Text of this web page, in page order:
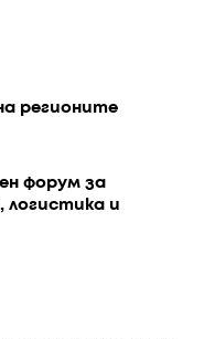
регионите
форум за
и